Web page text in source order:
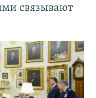
связывают